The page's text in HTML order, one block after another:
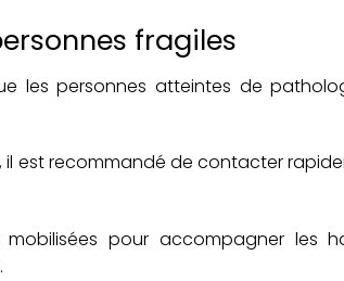
fragiles
les personnes atteintes de
est recommandé de contacter
pour accompagner les